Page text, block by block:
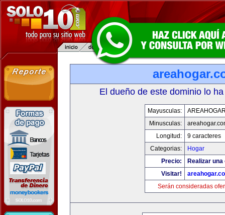
El dueño de este dominio lo
Mayusculas:
Minusculas:
Longitud:
9 caracteres
Categorias:
Hogar
Precio:
Realizar
Visitar!
Serán consideradas